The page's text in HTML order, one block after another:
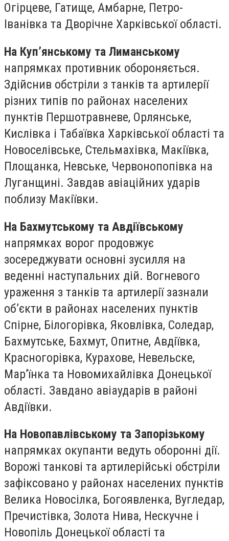
Огірцеве, Гатище, Амбарне, Петро-
Іванівка та Дворічне Харківської області.
На Куп’янському та Лиманському
напрямках противник обороняється.
Здійснив обстріли з танків та артилерії
різних типів по районах населених
пунктів Першотравневе, Орлянське,
Кислівка і Табаївка Харківської області та
Новоселівське, Стельмахівка, Макіївка,
Площанка, Невське, Червонопопівка на
Луганщині. Завдав авіаційних ударів
поблизу Макіївки.
На Бахмутському та Авдіївському
напрямках ворог продовжує
зосереджувати основні зусилля на
веденні наступальних дій. Вогневого
ураження з танків та артилерії зазнали
обʼєкти в районах населених пунктів
Спірне, Білогорівка, Яковлівка, Соледар,
Бахмутське, Бахмут, Опитне, Авдіївка,
Красногорівка, Курахове, Невельске,
Мар’їнка та Новомихайлівка Донецької
області. Завдано авіаударів в районі
Авдіївки.
На Новопавлівському та Запорізькому
напрямках окупанти ведуть оборонні дії.
Ворожі танкові та артилерійські обстріли
зафіксовано у районах населених пунктів
Велика Новосілка, Богоявленка, Вугледар,
Пречистівка, Золота Нива, Нескучне і
Новопіль Донецької області та